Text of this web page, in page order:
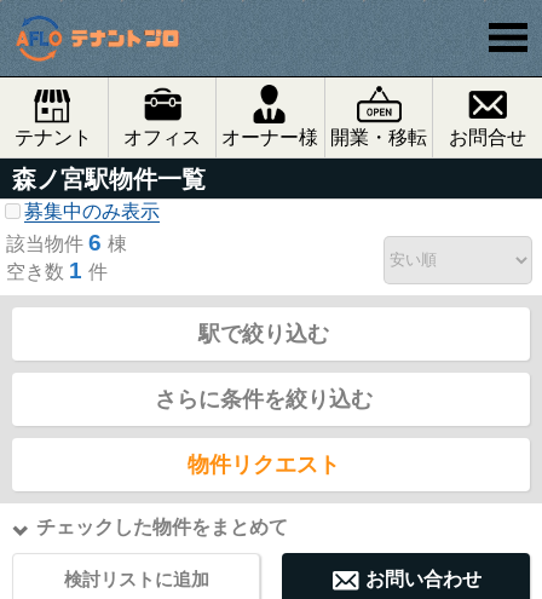
テナント オフィス オーナー様 開業・移転 お問合せ
森ノ宮駅物件一覧
募集中のみ表示
該当物件 6 棟
空き数 1 件
駅で絞り込む
さらに条件を絞り込む
物件リクエスト
チェックした物件をまとめて
検討リストに追加 お問い合わせ